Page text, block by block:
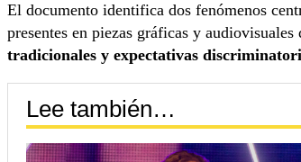
El documento identifica dos fenómenos
presentes en piezas gráficas y
tradicionales y expectativas
Lee también…